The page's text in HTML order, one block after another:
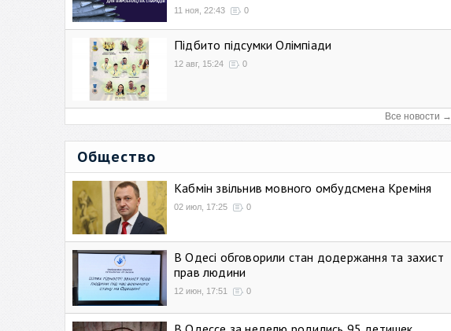
11 ноя, 22:43 0
Підбито підсумки Олімпіади
12 авг, 15:24 0
Все новости →
Общество
Кабмін звільнив мовного омбудсмена Креміня
02 июл, 17:25 0
В Одесі обговорили стан додержання та захист
прав людини
12 июн, 17:51 0